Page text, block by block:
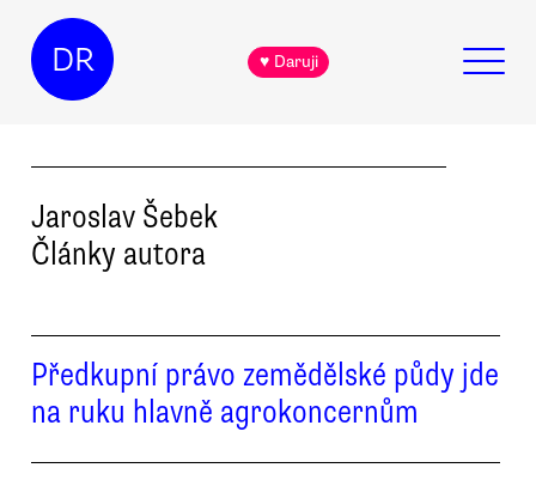
DR ♥ Daruji
Jaroslav Šebek
Články autora
Předkupní právo zemědělské půdy jde
na ruku hlavně agrokoncernům